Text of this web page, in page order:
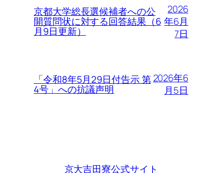
京都大学総長選候補者への公
開質問状に対する回答結果（6
月9日更新）
2026
年6月
7日
「令和8年5月29日付告示 第
4号」への抗議声明
2026年6
月5日
京大吉田寮公式サイト